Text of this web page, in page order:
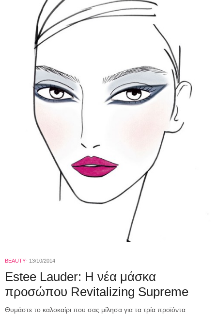
BEAUTY 13/10/2014
Estee Lauder: Η νέα μάσκα
προσώπου Revitalizing Supreme
Θυμάστε το καλοκαίρι που σας μίλησα για τα τρία προϊόντα